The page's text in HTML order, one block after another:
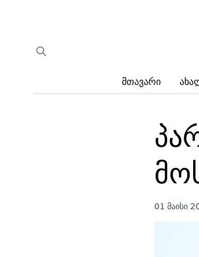
Მთავარი
01 მაისი